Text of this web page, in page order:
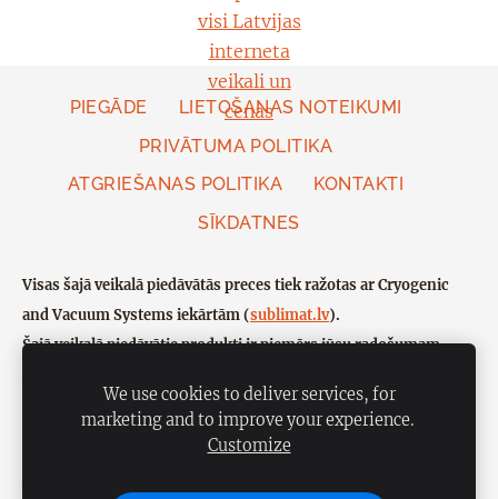
PIEGĀDE
LIETOŠANAS NOTEIKUMI
PRIVĀTUMA POLITIKA
ATGRIEŠANAS POLITIKA
KONTAKTI
SĪKDATNES
Visas šajā veikalā piedāvātās preces tiek ražotas ar Cryogenic
and Vacuum Systems iekārtām (sublimat.lv).
Šajā veikalā piedāvātie produkti ir piemērs jūsu radošumam.
Veidots ar Mozello - labo mājas lapu ģeneratoru
We use cookies to deliver services, for
marketing and to improve your experience.
Customize